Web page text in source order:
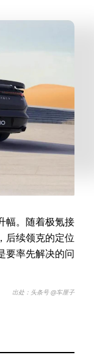
幅。随着极氪接
后续领克的定位
要率先解决的问
出处：头条号 @车厘子